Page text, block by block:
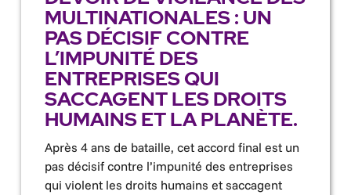
MULTINATIONALES : UN
PAS DÉCISIF CONTRE
L’IMPUNITÉ DES
ENTREPRISES QUI
SACCAGENT LES DROITS
HUMAINS ET LA PLANÈTE.
Après 4 ans de bataille, cet accord final est un
pas décisif contre l’impunité des entreprises
qui violent les droits humains et saccagent